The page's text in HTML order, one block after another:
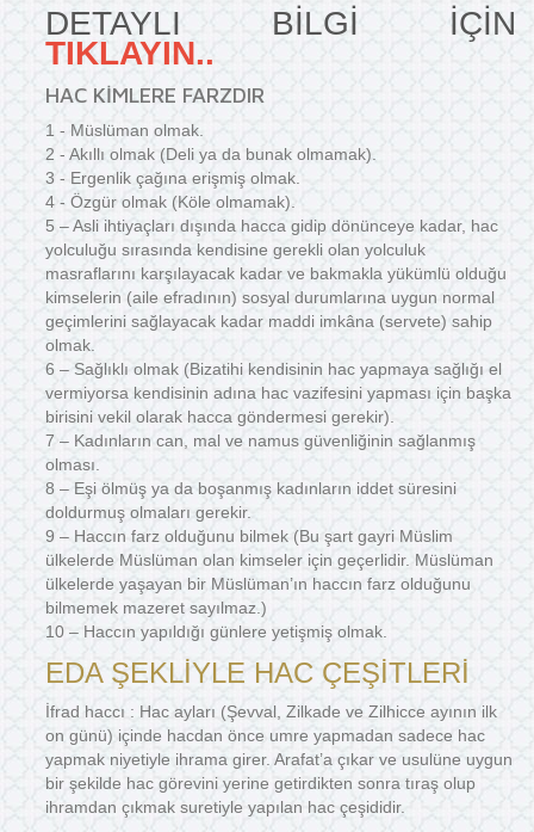
DETAYLI BİLGİ İÇİN
TIKLAYIN..
HAC KİMLERE FARZDIR
1 - Müslüman olmak.
2 - Akıllı olmak (Deli ya da bunak olmamak).
3 - Ergenlik çağına erişmiş olmak.
4 - Özgür olmak (Köle olmamak).
5 – Asli ihtiyaçları dışında hacca gidip dönünceye kadar, hac
yolculuğu sırasında kendisine gerekli olan yolculuk
masraflarını karşılayacak kadar ve bakmakla yükümlü olduğu
kimselerin (aile efradının) sosyal durumlarına uygun normal
geçimlerini sağlayacak kadar maddi imkâna (servete) sahip
olmak.
6 – Sağlıklı olmak (Bizatihi kendisinin hac yapmaya sağlığı el
vermiyorsa kendisinin adına hac vazifesini yapması için başka
birisini vekil olarak hacca göndermesi gerekir).
7 – Kadınların can, mal ve namus güvenliğinin sağlanmış
olması.
8 – Eşi ölmüş ya da boşanmış kadınların iddet süresini
doldurmuş olmaları gerekir.
9 – Haccın farz olduğunu bilmek (Bu şart gayri Müslim
ülkelerde Müslüman olan kimseler için geçerlidir. Müslüman
ülkelerde yaşayan bir Müslüman’ın haccın farz olduğunu
bilmemek mazeret sayılmaz.)
10 – Haccın yapıldığı günlere yetişmiş olmak.
EDA ŞEKLİYLE HAC ÇEŞİTLERİ
İfrad haccı : Hac ayları (Şevval, Zilkade ve Zilhicce ayının ilk
on günü) içinde hacdan önce umre yapmadan sadece hac
yapmak niyetiyle ihrama girer. Arafat’a çıkar ve usulüne uygun
bir şekilde hac görevini yerine getirdikten sonra tıraş olup
ihramdan çıkmak suretiyle yapılan hac çeşididir.